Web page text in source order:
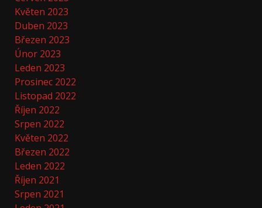
Květen 2023
Duben 2023
Březen 2023
Únor 2023
Leden 2023
Prosinec 2022
Listopad 2022
Říjen 2022
Srpen 2022
Květen 2022
Březen 2022
Leden 2022
Říjen 2021
Srpen 2021